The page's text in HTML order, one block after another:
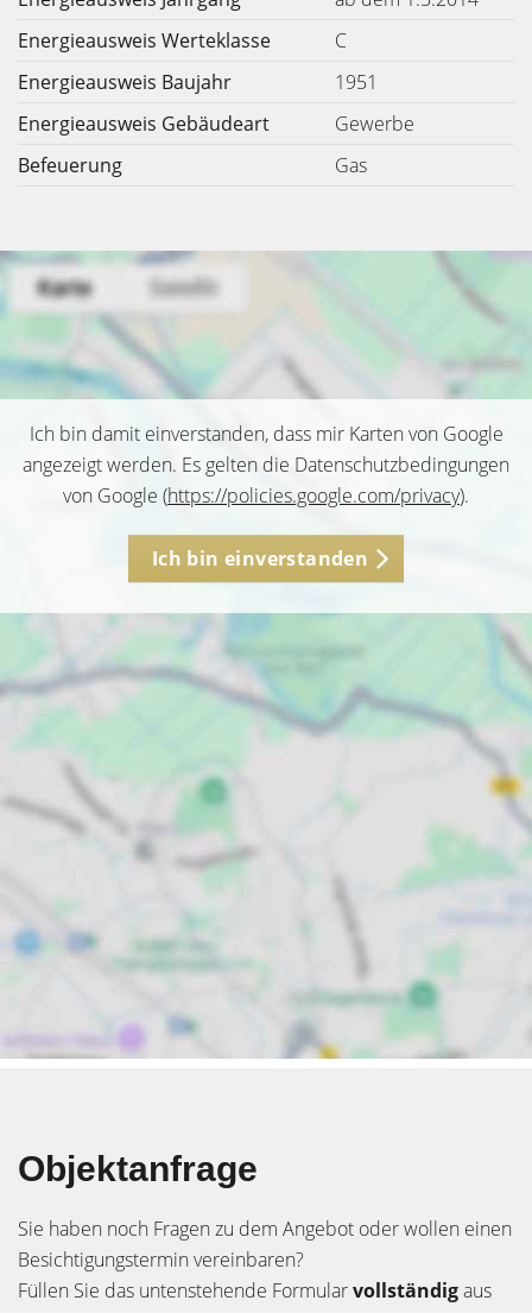
Energieausweis Werteklasse
C
Energieausweis Baujahr
1951
Energieausweis Gebäudeart
Gewerbe
Befeuerung
Gas
Ich bin damit einverstanden, dass mir Karten von Google
angezeigt werden. Es gelten die Datenschutzbedingungen
von Google (https://policies.google.com/privacy).
Ich bin einverstanden
Objektanfrage
Sie haben noch Fragen zu dem Angebot oder wollen einen
Besichtigungstermin vereinbaren?
Füllen Sie das untenstehende Formularvollständigaus